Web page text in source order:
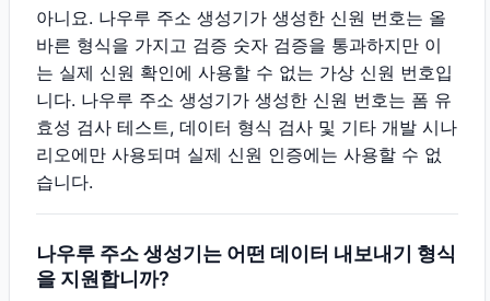
아니요. 나우루 주소 생성기가 생성한 신원 번호는 올
바른 형식을 가지고 검증 숫자 검증을 통과하지만 이
는 실제 신원 확인에 사용할 수 없는 가상 신원 번호입
니다. 나우루 주소 생성기가 생성한 신원 번호는 폼 유
효성 검사 테스트, 데이터 형식 검사 및 기타 개발 시나
리오에만 사용되며 실제 신원 인증에는 사용할 수 없
습니다.
나우루 주소 생성기는 어떤 데이터 내보내기 형식
을 지원합니까?